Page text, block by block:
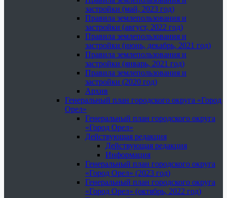
застройки (май, 2023 год)
Правила землепользования и
застройки (август, 2022 год)
Правила землепользования и
застройки (июнь, декабрь, 2021 год)
Правила землепользования и
застройки (январь, 2021 год)
Правила землепользования и
застройки (2020 год)
Архив
Генеральный план городского округа «Город
Орел»
Генеральный план городского округа
«Город Орел»
Действующая редакция
Действующая редакция
Информация
Генеральный план городского округа
«Город Орел» (2023 год)
Генеральный план городского округа
«Город Орел» (октябрь, 2022 год)